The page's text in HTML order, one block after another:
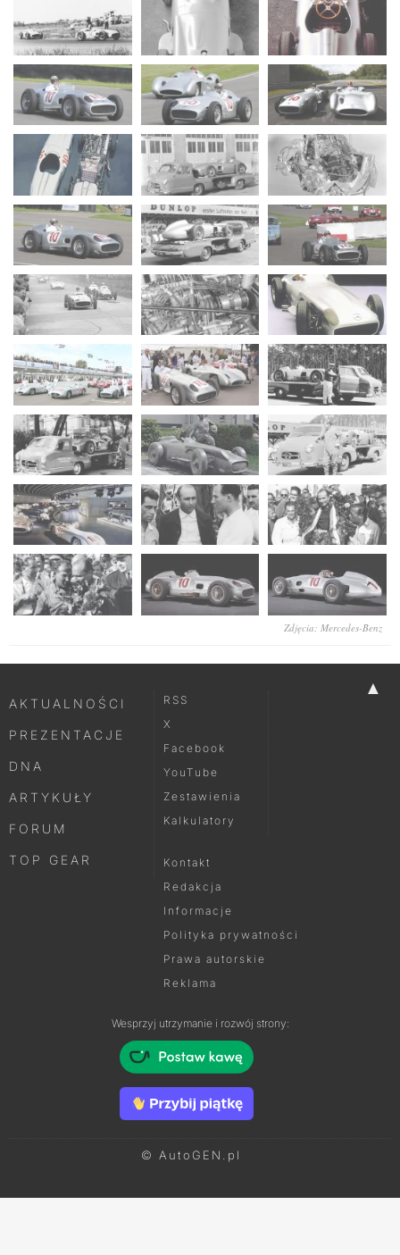
Zdjęcia: Mercedes-Benz
▲
AKTUALNOŚCI
PREZENTACJE
DNA
ARTYKUŁY
FORUM
TOP GEAR
RSS
X
Facebook
YouTube
Zestawienia
Kalkulatory
Kontakt
Redakcja
Informacje
Polityka prywatności
Prawa autorskie
Reklama
Wesprzyj utrzymanie i rozwój strony:
© AutoGEN.pl